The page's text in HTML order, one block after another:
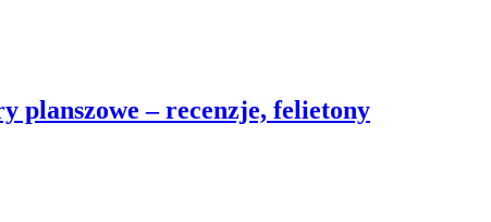
planszowe – recenzje, felietony